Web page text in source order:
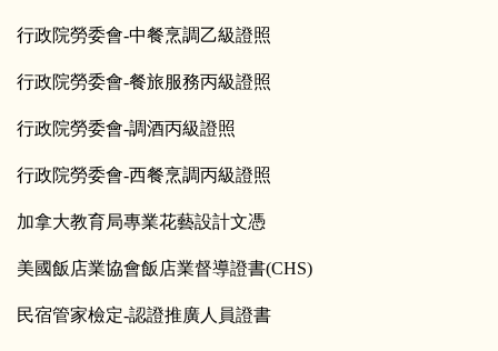
行政院勞委會-中餐烹調乙級證照
行政院勞委會-餐旅服務丙級證照
行政院勞委會-調酒丙級證照
行政院勞委會-西餐烹調丙級證照
加拿大教育局專業花藝設計文憑
美國飯店業協會飯店業督導證書(CHS)
民宿管家檢定-認證推廣人員證書